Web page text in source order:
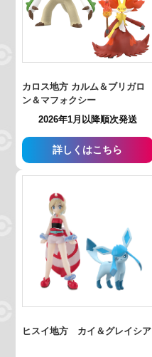
カロス地方 カルム＆ブリガロ
ン＆マフォクシー
2026年1月以降順次発送
詳しくはこちら
ヒスイ地方 カイ＆グレイシア